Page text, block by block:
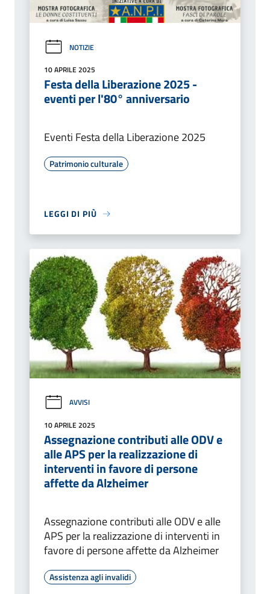
NOTIZIE
10 APRILE 2025
Festa della Liberazione 2025 -
eventi per l'80° anniversario
Eventi Festa della Liberazione 2025
Patrimonio culturale
LEGGI DI PIÙ
AVVISI
10 APRILE 2025
Assegnazione contributi alle ODV e
alle APS per la realizzazione di
interventi in favore di persone
affette da Alzheimer
Assegnazione contributi alle ODV e alle
APS per la realizzazione di interventi in
favore di persone affette da Alzheimer
Assistenza agli invalidi